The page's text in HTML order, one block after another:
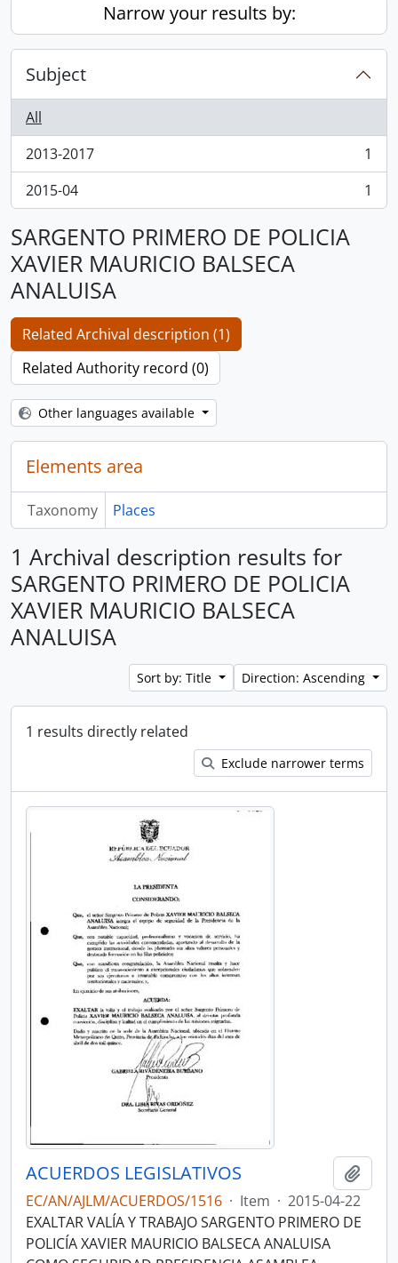
Narrow your results by:
Subject
All
2013-2017
, 1 results
1
2015-04
, 1 results 1
SARGENTO PRIMERO DE POLICIA
XAVIER MAURICIO BALSECA
ANALUISA
Related Archival description (1)
Related Authority record (0)
Other languages available
Elements area
Taxonomy Places
1 Archival description results for
SARGENTO PRIMERO DE POLICIA
XAVIER MAURICIO BALSECA
ANALUISA
Sort by: Title Direction: Ascending
1 results directly related
Exclude narrower terms
ACUERDOS LEGISLATIVOS
EC/AN/AJLM/ACUERDOS/1516 · Item · 2015-04-22
EXALTAR VALÍA Y TRABAJO SARGENTO PRIMERO DE
POLICÍA XAVIER MAURICIO BALSECA ANALUISA